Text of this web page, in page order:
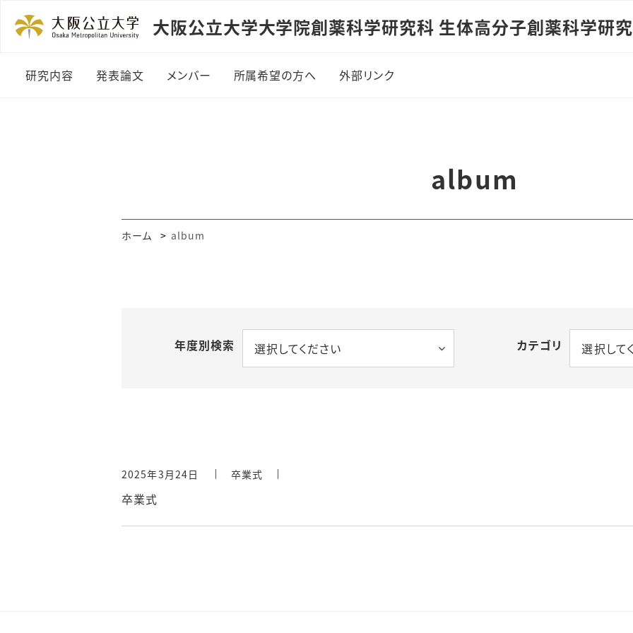
大阪公立大学大学院創薬科学研究科 生体高分子創薬科学研
研究内容 発表論文 メンバー 所属希望の方へ 外部リンク
album
ホーム album
年度別検索 選択してください カテゴリ 選択して
2025年3月24日 卒業式
卒業式